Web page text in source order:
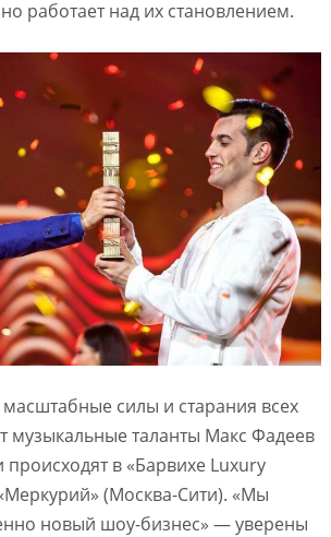
работает над их становлением.
силы и старания всех
музыкальные таланты Макс Фадеев
в «Барвихе Luxury
(Москва-Сити). «Мы
новый шоу-бизнес» — уверены